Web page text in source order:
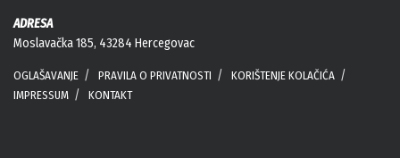
ADRESA
Moslavačka 185, 43284 Hercegovac
OGLAŠAVANJE PRAVILA O PRIVATNOSTI
KORIŠTENJE KOLAČIĆA
IMPRESSUM
KONTAKT